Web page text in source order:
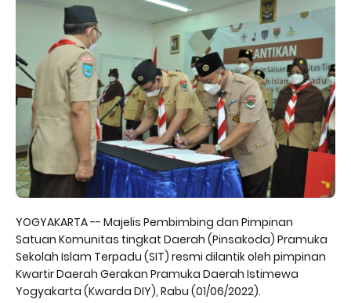
YOGYAKARTA -- Majelis Pembimbing dan Pimpinan
Satuan Komunitas tingkat Daerah (Pinsakoda) Pramuka
Sekolah Islam Terpadu (SIT) resmi dilantik oleh pimpinan
Kwartir Daerah Gerakan Pramuka Daerah Istimewa
Yogyakarta (Kwarda DIY), Rabu (01/06/2022).